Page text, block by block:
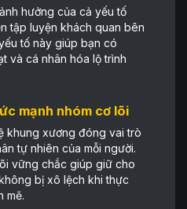
hưởng của cả yếu tố
tập luyện khách quan bên
tố này giúp bạn có
và cá nhân hóa lộ trình
mạnh nhóm cơ lõi
khung xương đóng vai trò
tự nhiên của mỗi người.
vững chắc giúp giữ cho
bị xô lệch khi thực
mẽ.